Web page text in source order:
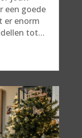
een goede
er enorm
tot…